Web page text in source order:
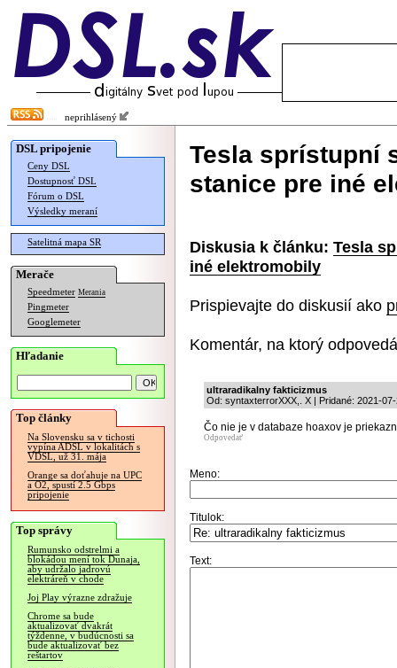
neprihlásený
DSL pripojenie
Ceny DSL
Dostupnosť DSL
Fórum o DSL
Výsledky meraní
Satelitná mapa SR
Merače
Speedmeter Merania
Pingmeter
Googlemeter
Hľadanie
Top články
Na Slovensku sa v tichosti
vypína ADSL v lokalitách s
VDSL, už 31. mája
Orange sa doťahuje na UPC
a O2, spustí 2.5 Gbps
pripojenie
Top správy
Rumunsko odstrelmi a
blokádou mení tok Dunaja,
aby udržalo jadrovú
elektráreň v chode
Joj Play výrazne zdražuje
Chrome sa bude
aktualizovať dvakrát
týždenne, v budúcnosti sa
bude aktualizovať bez
reštartov
Tesla sprístupní
stanice pre iné
Diskusia k článku: Tesla
iné elektromobily
Prispievajte do diskusií ako
Komentár, na ktorý
ultraradikalny fakticizmus
Od: syntaxterrorXXX,. X | Pridané: 2021-
Čo nie je v databaze hoaxov je
Odpovedať
Meno:
Titulok:
Text: